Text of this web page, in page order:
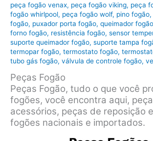
peça fogão venax, peça fogão viking, peça
fogão whirlpool, peça fogão wolf, pino fogão,
fogão, puxador porta fogão,queimador fogão
forno fogão, resistência fogão,sensor
suporte queimador fogão,suporte tampa
termopar fogão,termostato fogão,
tubo gás fogão,válvula de controle fogão,
Peças Fogão
Peças Fogão, tudo o que você
fogões, você encontra aqui,
acessórios, peças de reposição
fogões nacionais e importados.